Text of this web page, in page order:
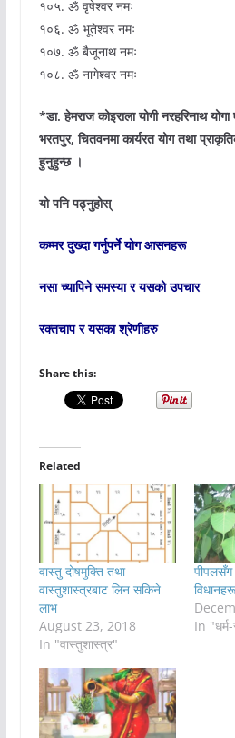
१०५. ॐ वृषेश्वर नमः
१०६. ॐ भूतेश्वर नमः
१०७. ॐ बैजूनाथ नमः
१०८. ॐ नागेश्वर नमः
*डा. हेमराज कोइराला योगी नरहरिनाथ
भरतपुर, चितवनमा कार्यरत योग तथा
हुनुहुन्छ ।
यो पनि पढ्नुहोस्
कम्मर दुख्दा गर्नुपर्ने योग आसनहरू
नसा च्यापिने समस्या र यसको उपचार
रक्तचाप र यसका श्रेणीहरु
Share this:
Related
वास्तु दोषमुक्ति तथा
वास्तुशास्त्रबाट लिन सकिने
लाभ
August 23, 2018
In "वास्तुशास्त्र"
पीपलसँग
विधानहरू
In